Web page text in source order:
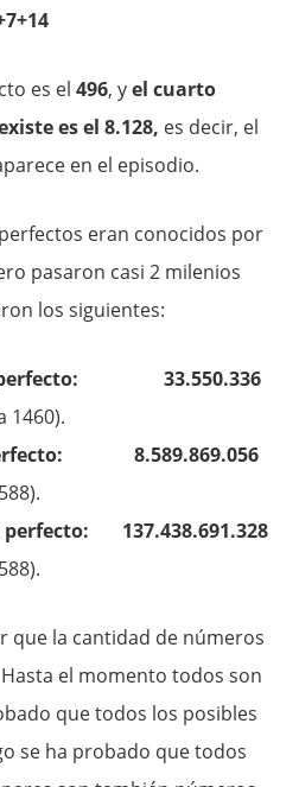
es el496, yel cuarto
es el 8.128, es decir, el
en el episodio.
eran conocidos por
pasaron casi 2 milenios
los siguientes:
perfecto: 33.550.336
1460).
8.589.869.056
perfecto: 137.438.691.328
que la cantidad de números
el momento todos son
que todos los posibles
se ha probado que todos